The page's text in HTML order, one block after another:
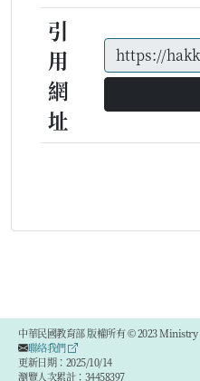
引
用
網
址
中華民國教育部 版權所有 © 2023
聯絡我們
更新日期：2025/10/14
瀏覽人次累計：34458397